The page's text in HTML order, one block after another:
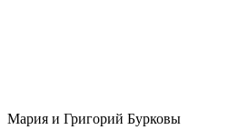
Мария и Григорий Бурковы